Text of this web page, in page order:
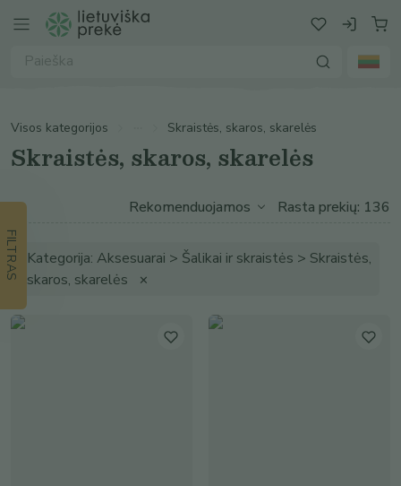
Visos kategorijos Skraistės, skaros, skarelės
Skraistės, skaros, skarelės
FILTRAS
Rasta prekių: 136
Kategorija: Aksesuarai > Šalikai ir skraistės > Skraistės,
skaros, skarelės
✕